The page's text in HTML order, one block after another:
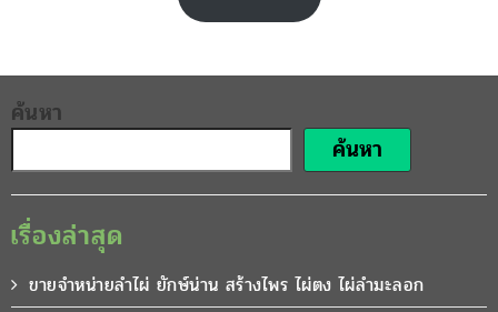
฿150.฿100.
ค้นหา
ค้นหา
เรื่องล่าสุด
ขายจำหน่ายลำไผ่ ยักษ์น่าน สร้างไพร ไผ่ตง ไผ่ลำมะลอก